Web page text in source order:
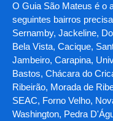
O Guia São Mateus é o
seguintes bairros
Sernamby, Jackeline,
Bela Vista, Cacique,
Jambeiro, Carapina,
Bastos, Chácara do
Ribeirão, Morada de
SEAC, Forno Velho,
Washington, Pedra